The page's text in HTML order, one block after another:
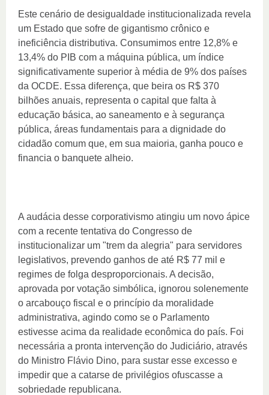
Este cenário de desigualdade institucionalizada revela
um Estado que sofre de gigantismo crônico e
ineficiência distributiva. Consumimos entre 12,8% e
13,4% do PIB com a máquina pública, um índice
significativamente superior à média de 9% dos países
da OCDE. Essa diferença, que beira os R$ 370
bilhões anuais, representa o capital que falta à
educação básica, ao saneamento e à segurança
pública, áreas fundamentais para a dignidade do
cidadão comum que, em sua maioria, ganha pouco e
financia o banquete alheio.
A audácia desse corporativismo atingiu um novo ápice
com a recente tentativa do Congresso de
institucionalizar um "trem da alegria" para servidores
legislativos, prevendo ganhos de até R$ 77 mil e
regimes de folga desproporcionais. A decisão,
aprovada por votação simbólica, ignorou solenemente
o arcabouço fiscal e o princípio da moralidade
administrativa, agindo como se o Parlamento
estivesse acima da realidade econômica do país. Foi
necessária a pronta intervenção do Judiciário, através
do Ministro Flávio Dino, para sustar esse excesso e
impedir que a catarse de privilégios ofuscasse a
sobriedade republicana.